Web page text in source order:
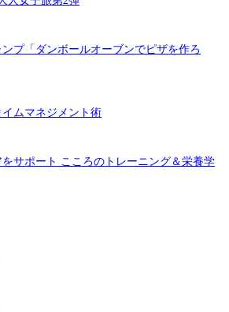
プ「ダンボールオーブンでピザを作ろ
ムマネジメント術
サポート こころのトレーニング＆栄養学